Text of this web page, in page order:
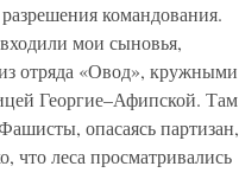
командования.
мои сыновья,
отряда «Овод», кружными
Георгие–Афипской. Там
опасаясь партизан,
что леса просматривались